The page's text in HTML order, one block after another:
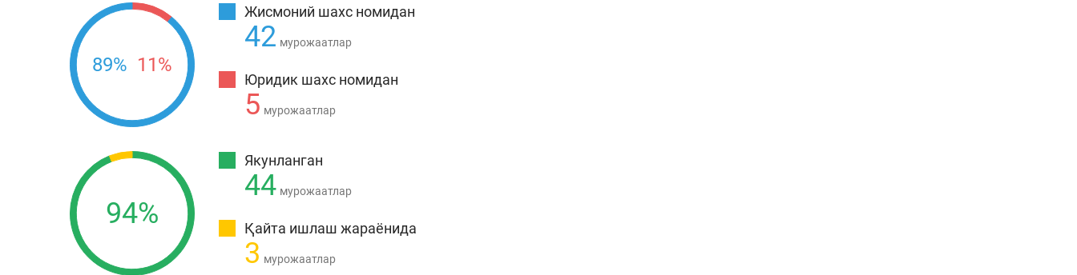
89% 11%
Жисмоний шахс номидан
42 мурожаатлар
Юридик шахс номидан
5 мурожаатлар
94%
Якунланган
44 мурожаатлар
Қайта ишлаш жараёнида
3 мурожаатлар